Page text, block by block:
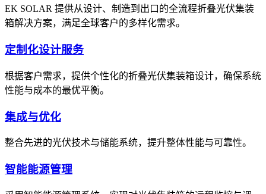
EK SOLAR 提供从设计、制造到出口的全流程折叠光伏集装
箱解决方案，满足全球客户的多样化需求。
定制化设计服务
根据客户需求，提供个性化的折叠光伏集装箱设计，确保系统
性能与成本的最优平衡。
集成与优化
整合先进的光伏技术与储能系统，提升整体性能与可靠性。
智能能源管理